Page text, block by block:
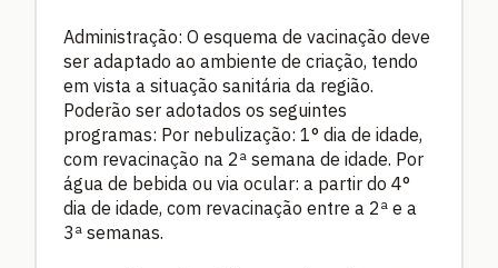
Administração: O esquema de vacinação deve
ser adaptado ao ambiente de criação, tendo
em vista a situação sanitária da região.
Poderão ser adotados os seguintes
programas: Por nebulização: 1° dia de idade,
com revacinação na 2ª semana de idade. Por
água de bebida ou via ocular: a partir do 4°
dia de idade, com revacinação entre a 2ª e a
3ª semanas.